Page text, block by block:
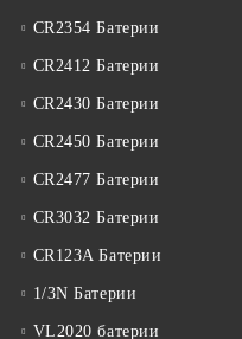
CR2354 Батерии
CR2412 Батерии
CR2430 Батерии
CR2450 Батерии
CR2477 Батерии
CR3032 Батерии
CR123A Батерии
1/3N Батерии
VL2020 батерии